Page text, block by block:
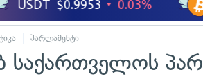
პარლამენტი
საქართველოს